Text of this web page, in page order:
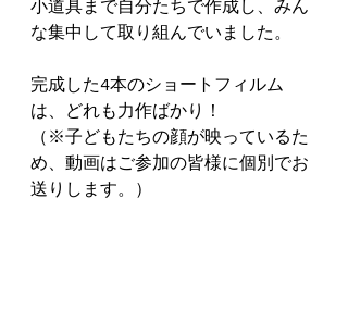
小道具まで自分たちで作成し、みん
な集中して取り組んでいました。
完成した4本のショートフィルム
は、どれも力作ばかり！
（※子どもたちの顔が映っているた
め、動画はご参加の皆様に個別でお
送りします。）